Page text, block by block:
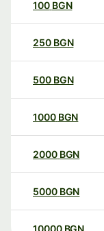
100 BGN
250 BGN
500 BGN
1000 BGN
2000 BGN
5000 BGN